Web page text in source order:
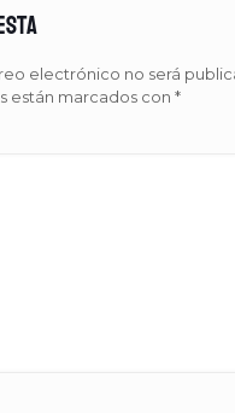
electrónico no será
están marcados con *